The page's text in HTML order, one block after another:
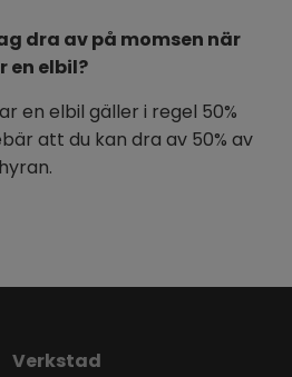
dra av på momsen när
en elbil?
en elbil gäller i regel 50%
att du kan dra av 50% av
Verkstad